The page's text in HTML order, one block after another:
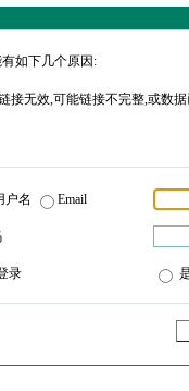
如下几个原因:
接无效,可能链接不完整,或数
户名 Email
录